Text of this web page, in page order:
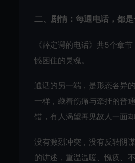
二、剧情：每通电话，都
《薛定谔的电话》共5个章
憾困住的灵魂。
通话的另一端，是形态各异
一样，藏着伤痛与牵挂的普
错，有人渴望再见故人一面却
没有激烈冲突，没有反转阴
的讲述，重温温暖、愧疚、